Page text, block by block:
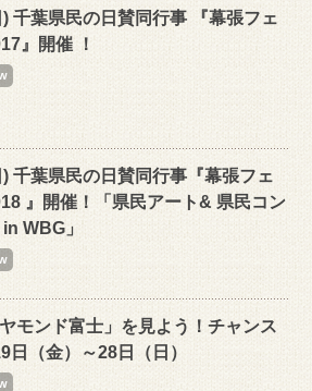
千葉県民の日賛同行事 『幕張フェ
』開催 ！
千葉県民の日賛同行事『幕張フェ
』開催！「県民アート& 県民コン
WBG」
ヤモンド富士」を見よう！チャンス
日（金）～28日（日）